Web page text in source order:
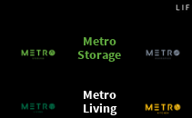
Metro
Storage
Metro
Living